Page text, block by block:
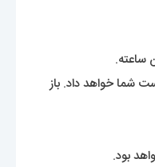
شما خواهد داد. باز
بود.